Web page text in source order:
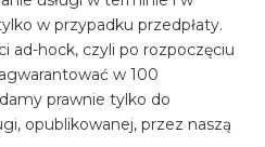
w przypadku przedpłaty.
ad-hock, czyli po rozpoczęciu
w 100
prawnie tylko do
opublikowanej, przez naszą